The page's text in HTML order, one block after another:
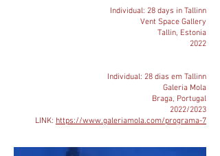
Individual: 28 days in Tallinn
Vent Space Gallery
Tallin, Estonia
2022
Individual: 28 dias em Tallinn
Galeria Mola
Braga, Portugal
2022/2023
LINK: https://www.galeriamola.com/programa-7